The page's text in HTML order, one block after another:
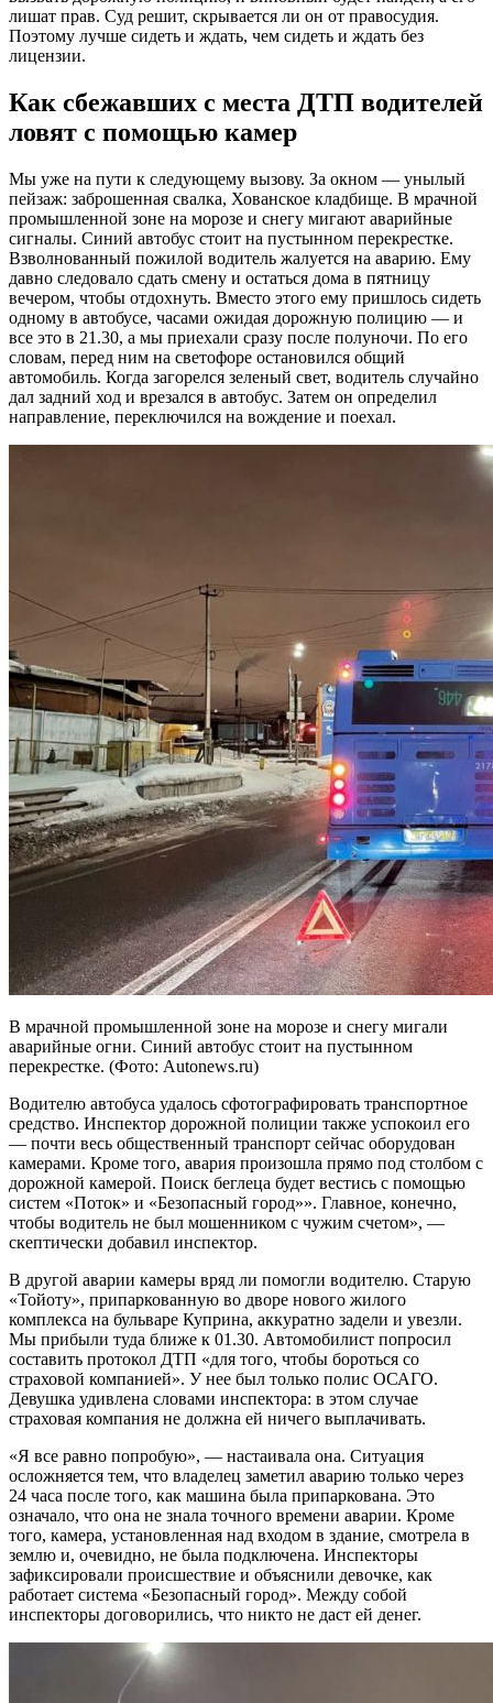
лишат прав. Суд решит, скрывается ли он от правосудия.
Поэтому лучше сидеть и ждать, чем сидеть и ждать без
лицензии.
Как сбежавших с места ДТП водителей
ловят с помощью камер
Мы уже на пути к следующему вызову. За окном — унылый
пейзаж: заброшенная свалка, Хованское кладбище. В мрачной
промышленной зоне на морозе и снегу мигают аварийные
сигналы. Синий автобус стоит на пустынном перекрестке.
Взволнованный пожилой водитель жалуется на аварию. Ему
давно следовало сдать смену и остаться дома в пятницу
вечером, чтобы отдохнуть. Вместо этого ему пришлось сидеть
одному в автобусе, часами ожидая дорожную полицию — и
все это в 21.30, а мы приехали сразу после полуночи. По его
словам, перед ним на светофоре остановился общий
автомобиль. Когда загорелся зеленый свет, водитель случайно
дал задний ход и врезался в автобус. Затем он определил
направление, переключился на вождение и поехал.
В мрачной промышленной зоне на морозе и снегу мигали
аварийные огни. Синий автобус стоит на пустынном
перекрестке. (Фото: Autonews.ru)
Водителю автобуса удалось сфотографировать транспортное
средство. Инспектор дорожной полиции также успокоил его
— почти весь общественный транспорт сейчас оборудован
камерами. Кроме того, авария произошла прямо под столбом с
дорожной камерой. Поиск беглеца будет вестись с помощью
систем «Поток» и «Безопасный город»». Главное, конечно,
чтобы водитель не был мошенником с чужим счетом», —
скептически добавил инспектор.
В другой аварии камеры вряд ли помогли водителю. Старую
«Тойоту», припаркованную во дворе нового жилого
комплекса на бульваре Куприна, аккуратно задели и увезли.
Мы прибыли туда ближе к 01.30. Автомобилист попросил
составить протокол ДТП «для того, чтобы бороться со
страховой компанией». У нее был только полис ОСАГО.
Девушка удивлена словами инспектора: в этом случае
страховая компания не должна ей ничего выплачивать.
«Я все равно попробую», — настаивала она. Ситуация
осложняется тем, что владелец заметил аварию только через
24 часа после того, как машина была припаркована. Это
означало, что она не знала точного времени аварии. Кроме
того, камера, установленная над входом в здание, смотрела в
землю и, очевидно, не была подключена. Инспекторы
зафиксировали происшествие и объяснили девочке, как
работает система «Безопасный город». Между собой
инспекторы договорились, что никто не даст ей денег.